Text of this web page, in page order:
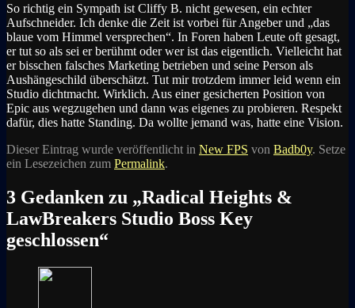
So richtig ein Sympath ist Cliffy B. nicht gewesen, ein echter
Aufschneider. Ich denke die Zeit ist vorbei für Angeber und „das
blaue vom Himmel versprechen“. In Foren haben Leute oft gesagt,
er tut so als sei er berühmt oder wer ist das eigentlich. Vielleicht hat
er bisschen falsches Marketing betrieben und seine Person als
Aushängeschild überschätzt. Tut mir trotzdem immer leid wenn ein
Studio dichtmacht. Wirklich. Aus einer gesicherten Position von
Epic aus wegzugehen und dann was eigenes zu probieren. Respekt
dafür, dies hatte Standing. Da wollte jemand was, hatte eine Vision.
Dieser Eintrag wurde veröffentlicht in New FPS von Badb0y. Setze
ein Lesezeichen zum Permalink.
3 Gedanken zu „Radical Heights &
LawBreakers Studio Boss Key
geschlossen“